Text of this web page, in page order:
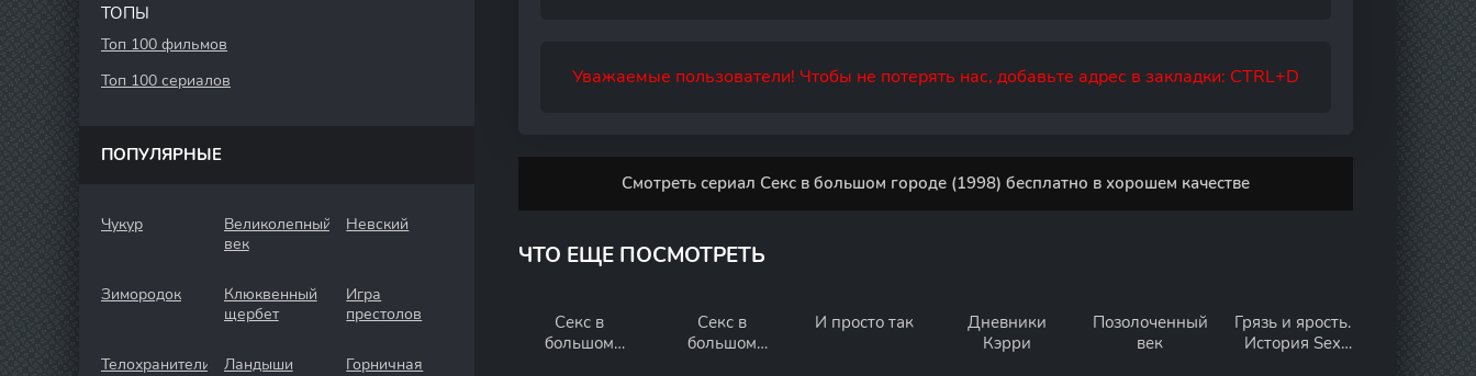
Уважаемые пользователи! Чтобы не потерять нас, добавьте адрес в закладки: CTRL+D
Смотреть сериал Секс в большом городе (1998) бесплатно в хорошем качестве
ЧТО ЕЩЕ ПОСМОТРЕТЬ
Секс в
большом
Секс в
большом
И просто так
Дневники
Кэрри
Позолоченный
век
Грязь и ярость.
История Sex
ТОПЫ
Топ 100 фильмов
Топ 100 сериалов
ПОПУЛЯРНЫЕ
Чукур
Великолепный
век
Невский
Зимородок
Клюквенный
щербет
Игра
престолов
Телохранители Ландыши Горничная